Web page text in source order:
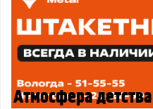
Атмосфера детства